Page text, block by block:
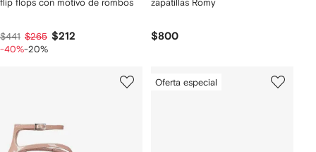
flip flops con motivo de rombos
$441 $265 $212
-40%-20%
zapatillas Romy
$800
Oferta especial